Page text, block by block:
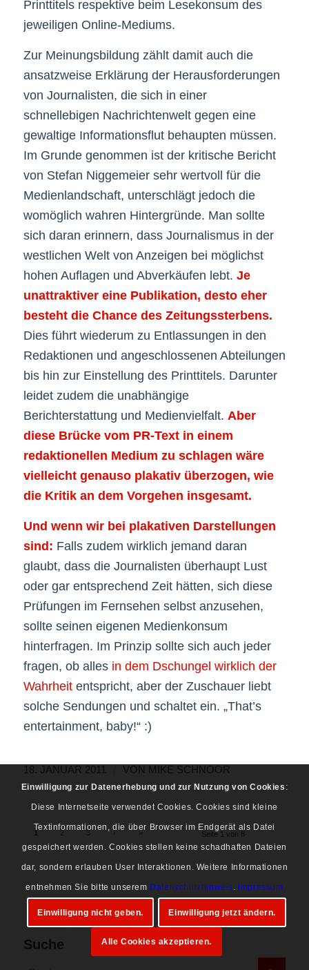
Printtitels respektive beim Lesekonsum des
jeweiligen Online-Mediums.
Zur Meinungsbildung zählt damit auch die
ansatzweise Erklärung der Herausforderungen
von Journalisten, die sich in einer
schnellebigen Nachrichtenwelt gegen eine
gewaltige Informationsflut behaupten müssen.
Im Grunde genommen ist der kritische Bericht
von Stefan Niggemeier sehr wertvoll für die
Medienlandschaft, unterschlägt jedoch die
womöglich wahren Hintergründe. Man sollte
sich daran erinnern, dass Journalismus in der
westlichen Welt von Anzeigen bei möglichst
hohen Auflagen und Abverkäufen lebt. Je
unattraktiver eine Publikation, desto eher
besteht die Chance des Zeitungssterbens.
Dies führt wiederum zu Entlassungen in den
Redaktionen und angeschlossenen Abteilungen
bis hin zur Einstellung des Printtitels. Darunter
leidet zudem die unabhängige
Berichterstattung und Medienvielfalt. Aber
diese Brücke vom PR-Text in einem
redaktionellen Medium zu schlagen wäre
vielleicht genauso plakativ überzogen, wie
die Kritik an dem Vorgehen insgesamt.
Und wenn wir bei plakativen Darstellungen
sind: Falls zudem wirklich jemand daran
glaubt, dass die Journalisten überhaupt Lust
oder gar entsprechend Zeit hätten, sich diese
Prüfungen im Fernsehen selbst anzusehen,
sollte seinen eigenen Medienkonsum
hinterfragen. Im Prinzip sollte sich auch jeder
fragen, ob alles in dem Dschungel wirklich der
Wahrheitentspricht, aber der Zuschauer liebt
solche Sendungen und schaltet ein. „That’s
entertainment, baby!“ :)
18. JANUAR 2011 VON MIKE SCHNOOR
Seite 1 von 8
1 2 3 › »
Suche
Einwilligung zur Datenerhebung und zur Nutzung von Cookies :
Diese Internetseite verwendet Cookies. Cookies sind kleine
Textinformationen, die über Browser im Endgerät als Datei
gespeichert werden. Cookies stellen keine schadhaften Dateien
dar, sondern erlauben User Interaktionen. Weitere Informationen
entnehmen Sie bitte unserem Datenschutzhinweis. Impressum
Einwilligung nicht geben. Einwilligung jetzt ändern.
Alle Cookies akzeptieren.